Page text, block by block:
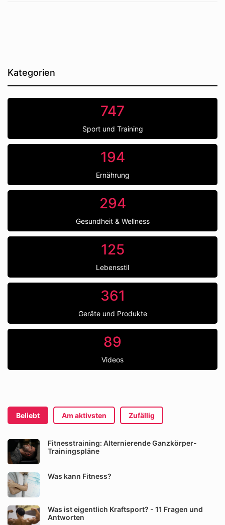
Kategorien
747
Sport und Training
194
Ernährung
294
Gesundheit & Wellness
125
Lebensstil
361
Geräte und Produkte
89
Videos
Beliebt Am aktivsten Zufällig
Fitnesstraining: Alternierende Ganzkörper-
Trainingspläne
Was kann Fitness?
Was ist eigentlich Kraftsport? - 11 Fragen und
Antworten